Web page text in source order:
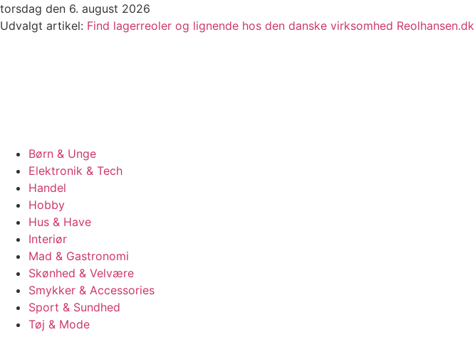
Videre
til
torsdag den 6. august 2026
Udvalgt artikel: Find lagerreoler og lignende hos den danske virksomhed Reolhansen.dk
Børn & Unge
Elektronik & Tech
Handel
Hobby
Hus & Have
Interiør
Mad & Gastronomi
Skønhed & Velvære
Smykker & Accessories
Sport & Sundhed
Tøj & Mode